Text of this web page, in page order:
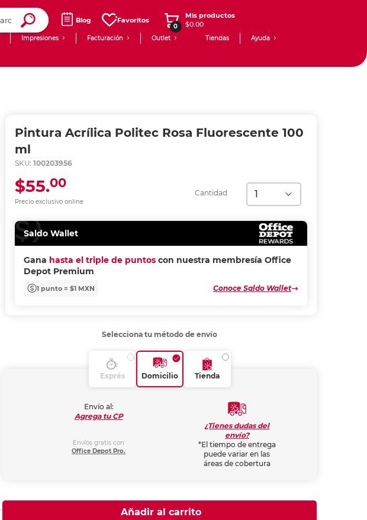
Blog Favoritos
0
Mis productos
$0.00
Impresiones Facturación Outlet Tiendas Ayuda
Pintura Acrílica Politec Rosa Fluorescente 100
ml
SKU: 100203956
Cantidad
Precio exclusivo online
$55.00
Saldo Wallet
Gana hasta el triple de puntos con nuestra membresía Office
Depot Premium
1 punto = $1 MXN Conoce Saldo Wallet
Selecciona tu método de envío
Exprés Domicilio Tienda
Envío al:
Agrega tu CP
Envíos gratis con
Office Depot Pro.
¿Tienes dudas del
envío?
*El tiempo de entrega
puede variar en las
áreas de cobertura
Añadir al carrito